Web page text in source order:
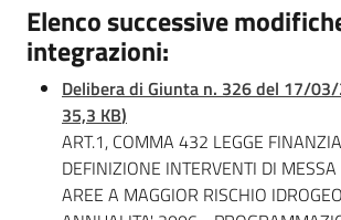
Argomenti
Novità
Servizi
Elenco successive
integrazioni:
Delibera di Giunta n. 326 del 17/
35,3 KB)
ART.1, COMMA 432 LEGGE
DEFINIZIONE INTERVENTI DI
AREE A MAGGIOR RISCHIO